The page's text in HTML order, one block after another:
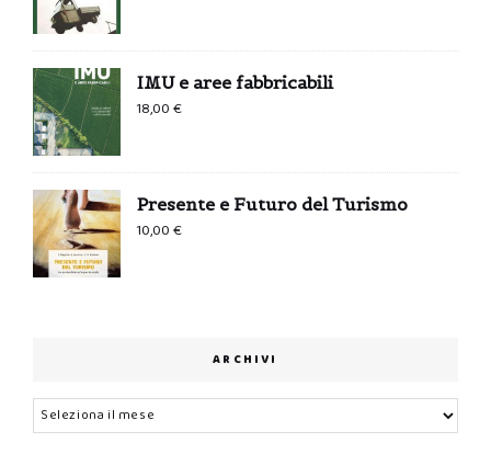
IMU e aree fabbricabili
18,00€
Presente e Futuro del Turismo
10,00€
ARCHIVI
Archivi